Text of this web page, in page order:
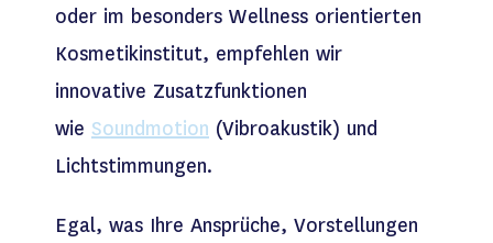
oder im besonders Wellness orientierten
Kosmetikinstitut, empfehlen wir
innovative Zusatzfunktionen
wie Soundmotion (Vibroakustik) und
Lichtstimmungen.
Egal, was Ihre Ansprüche, Vorstellungen